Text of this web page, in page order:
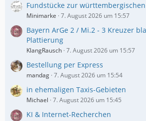
Fundstücke zur
Minimarke 7. August 2026 um 15:57
Bayern ArGe 2 / Mi.2 - 3 Kreuzer
Plattierung
KlangRausch 7. August 2026 um 15:57
Bestellung per Express
mandag 7. August 2026 um 15:54
in ehemaligen Taxis-Gebieten
Michael 7. August 2026 um 15:45
KI & Internet-Recherchen